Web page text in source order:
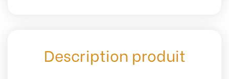
Description produit